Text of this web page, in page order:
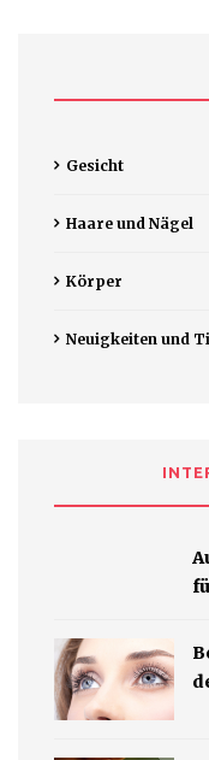
Gesicht
Haare und Nägel
Körper
Neuigkeiten und